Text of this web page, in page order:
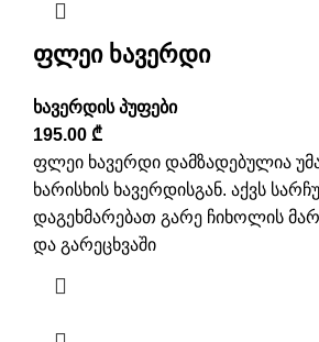
ფლეი ხავერდი
ხავერდის პუფები
195.00 ₾
ფლეი ხავერდი დამზადებულია
ხარისხის ხავერდისგან. აქვს
დაგეხმარებათ გარე ჩიხოლის
და გარეცხვაში